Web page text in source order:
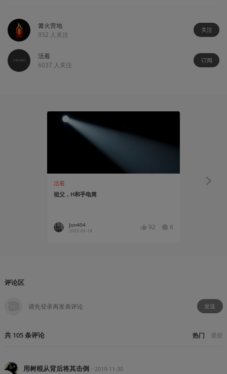
篝火营地
932 人关注
关注
活着
6037 人关注
订阅
活着
祖父，H和手电筒
Jon404
2022-05-18 92 6
评论区
发送
共 105条评论 热门 最新
用树棍从背后将其击倒 ・ 2019-11-30